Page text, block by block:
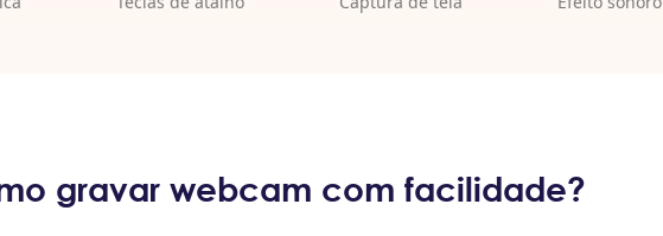
gravar webcam com facilidade?